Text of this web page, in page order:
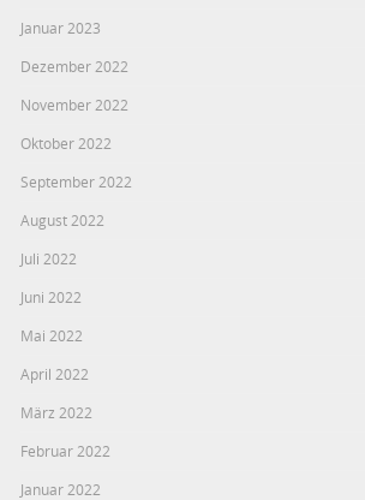
Januar 2023
Dezember 2022
November 2022
Oktober 2022
September 2022
August 2022
Juli 2022
Juni 2022
Mai 2022
April 2022
März 2022
Februar 2022
Januar 2022